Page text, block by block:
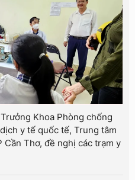
Khoa Phòng chống
y tế quốc tế, Trung tâm
Cần Thơ, đề nghị các trạm y